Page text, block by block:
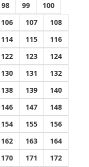
98 99
100
106 107
108
114 115
116
122 123
124
130 131
132
138 139
140
146 147
148
154 155
156
162 163
164
170 171 172